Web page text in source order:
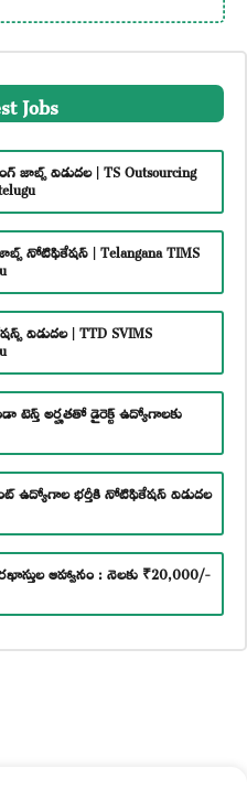
Jobs
విడుదల | TS Outsourcing
నోటిఫికేషన్ | Telangana TIMS
విడుదల | TTD SVIMS
టెన్త్ అర్హతతో డైరెక్ట్ ఉద్యోగాలకు
ఉద్యోగాల భర్తీకి నోటిఫికేషన్ విడుదల
ఆహ్వానం : నెలకు ₹20,000/-